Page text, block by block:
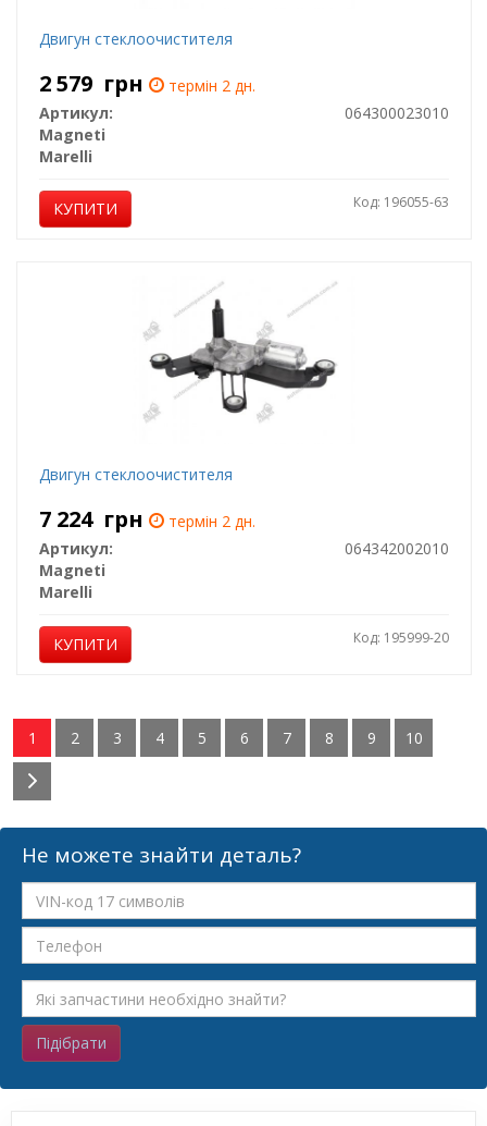
Двигун стеклоочистителя
2 579 грн
термін 2 дн.
Артикул:
064300023010
Magneti
Marelli
КУПИТИ Код: 196055-63
Двигун стеклоочистителя
7 224 грн
термін 2 дн.
Артикул:
064342002010
Magneti
Marelli
КУПИТИ Код: 195999-20
1 2 3 4 5 6 7 8 9 10
Не можете знайти деталь?
Підібрати